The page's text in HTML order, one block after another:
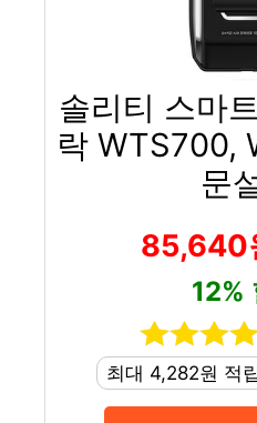
솔리티 스마
락 WTS700,
문
85,640
12%
최대 4,282원 적